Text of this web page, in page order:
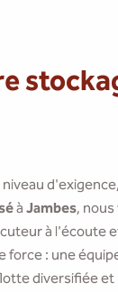
à Jambes,
à l'écoute
force : une
diversifiée et